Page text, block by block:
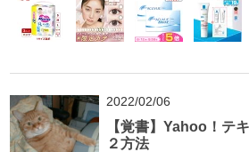
2022/02/06
【覚書】Yahoo！テ
２方法